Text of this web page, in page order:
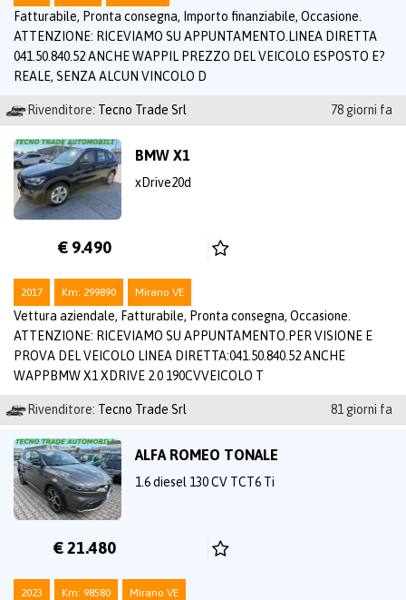
Fatturabile, Pronta consegna, Importo finanziabile, Occasione.
ATTENZIONE: RICEVIAMO SU APPUNTAMENTO.LINEA DIRETTA
041.50.840.52 ANCHE WAPPIL PREZZO DEL VEICOLO ESPOSTO E?
REALE, SENZA ALCUN VINCOLO D
Rivenditore: Tecno Trade Srl 78 giorni fa
BMW X1
xDrive20d
€ 9.490
2017 Km: 299890 Mirano VE
Vettura aziendale, Fatturabile, Pronta consegna, Occasione.
ATTENZIONE: RICEVIAMO SU APPUNTAMENTO.PER VISIONE E
PROVA DEL VEICOLO LINEA DIRETTA:041.50.840.52 ANCHE
WAPPBMW X1 XDRIVE 2.0 190CVVEICOLO T
Rivenditore: Tecno Trade Srl 81 giorni fa
ALFA ROMEO TONALE
1.6 diesel 130 CV TCT6 Ti
€ 21.480
2023 Km: 98580 Mirano VE